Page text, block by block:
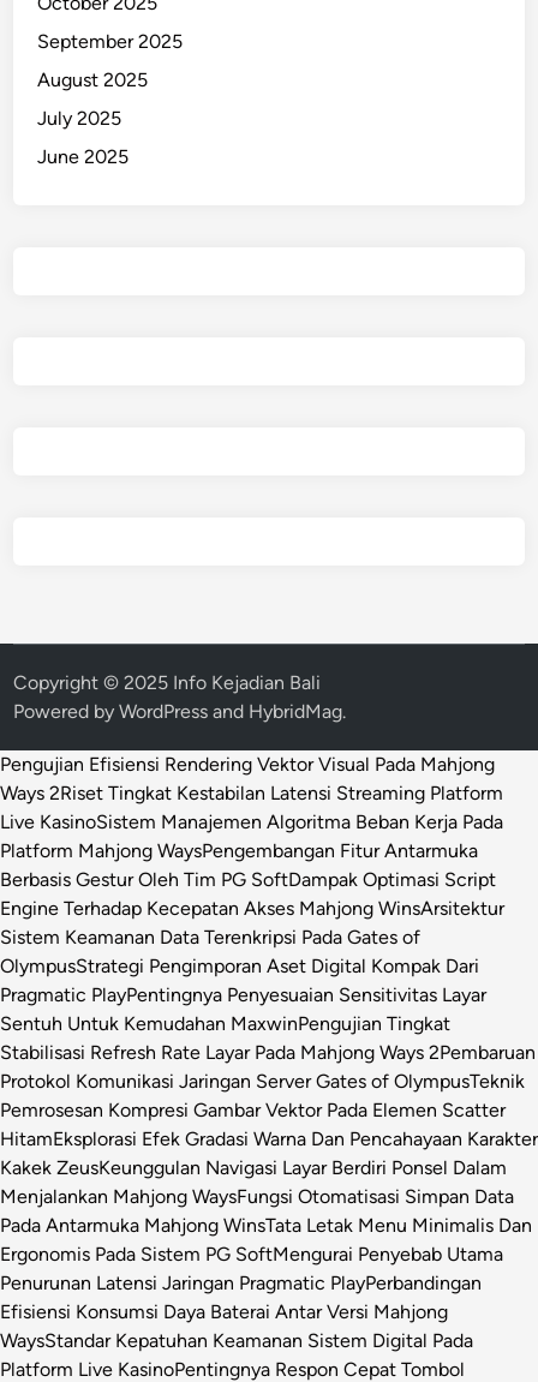
September 2025
August 2025
July 2025
June 2025
Copyright © 2025 Info Kejadian Bali
Powered byWordPress and HybridMag.
Pengujian Efisiensi Rendering Vektor Visual Pada Mahjong
Ways 2Riset Tingkat Kestabilan Latensi Streaming Platform
Live KasinoSistem Manajemen Algoritma Beban Kerja Pada
Platform Mahjong WaysPengembangan Fitur Antarmuka
Berbasis Gestur Oleh Tim PG SoftDampak Optimasi Script
Engine Terhadap Kecepatan Akses Mahjong WinsArsitektur
Sistem Keamanan Data Terenkripsi Pada Gates of
OlympusStrategi Pengimporan Aset Digital Kompak Dari
Pragmatic PlayPentingnya Penyesuaian Sensitivitas Layar
Sentuh Untuk Kemudahan MaxwinPengujian Tingkat
Stabilisasi Refresh Rate Layar Pada Mahjong Ways 2Pembaruan
Protokol Komunikasi Jaringan Server Gates of OlympusTeknik
Pemrosesan Kompresi Gambar Vektor Pada Elemen Scatter
HitamEksplorasi Efek Gradasi Warna Dan Pencahayaan Karakter
Kakek ZeusKeunggulan Navigasi Layar Berdiri Ponsel Dalam
Menjalankan Mahjong WaysFungsi Otomatisasi Simpan Data
Pada Antarmuka Mahjong WinsTata Letak Menu Minimalis Dan
Ergonomis Pada Sistem PG SoftMengurai Penyebab Utama
Penurunan Latensi Jaringan Pragmatic PlayPerbandingan
Efisiensi Konsumsi Daya Baterai Antar Versi Mahjong
WaysStandar Kepatuhan Keamanan Sistem Digital Pada
Platform Live KasinoPentingnya Respon Cepat Tombol